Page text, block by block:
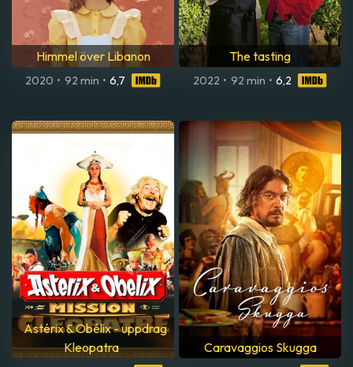
Himmel över Libanon
2020 • 92 min • 6,7
The tasting
2022 • 92 min • 6,2
Astérix & Obélix - uppdrag
Kleopatra
Caravaggios Skugga